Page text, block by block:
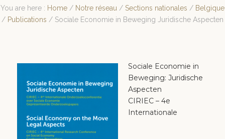
You are here : Home / Notre réseau / Sections nationales / Belgique
/ Publications / Sociale Economie in Beweging Juridische Aspecten
Sociale Economie in
Beweging: Juridische
Aspecten
CIRIEC – 4e
Internationale